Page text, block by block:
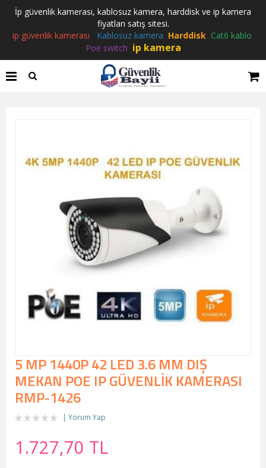
İp güvenlik kamerası, kablosuz kamera, harddisk ve ip kamera
fiyatları satış sitesi.
ip güvenlik kamerası
Kablosuz kamera Harddisk Cat6 kablo
Poe switch ip kamera
5 MP 1440P 42 LED 3.6 MM DIŞ
MEKAN POE IP GÜVENLİK KAMERASI
RMP-1426
Yorum Yap
1.727,70 TL